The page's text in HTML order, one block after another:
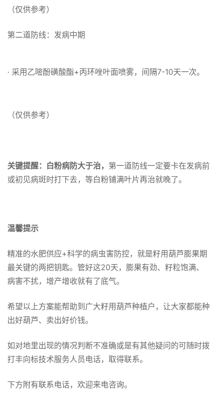
（仅供参考）
第二道防线：发病中期
· 采用乙嘧酚磺酸酯+丙环唑叶面喷雾，间隔7-10天一次。
（仅供参考）
关键提醒： 白粉病防大于治， 第一道防线一定要卡在发病前
或初见病斑时打下去，等白粉铺满叶片再治就晚了。
温馨提示
精准的水肥供应+科学的病虫害防控，就是籽用葫芦膨果期
最关键的两把钥匙。管好这20天，膨果有劲、籽粒饱满、
病害不扰，增产增收就有了底气。
希望以上方案能帮助到广大籽用葫芦种植户，让大家都能种
出好葫芦、卖出好价钱。
如对地里出现的情况判断不准确或是有其他疑问的可随时拨
打丰向标技术服务人员电话，取得联系。
下方附有联系电话，欢迎来电咨询。